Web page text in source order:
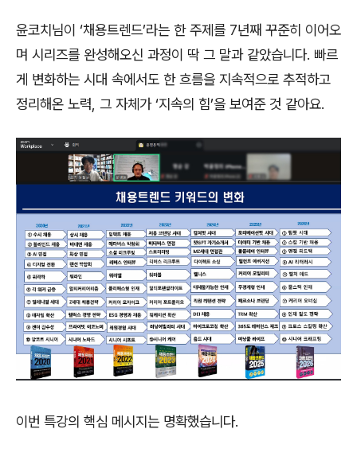
윤코치님이 ‘채용트렌드’라는 한 주제를 7년째 꾸준히 이어오
며 시리즈를 완성해오신 과정이 딱 그 말과 같았습니다. 빠르
게 변화하는 시대 속에서도 한 흐름을 지속적으로 추적하고
정리해온 노력 그 자체가‘지속의 힘’을 보여준 것 같아요.
이번 특강의 핵심 메시지는 명확했습니다.